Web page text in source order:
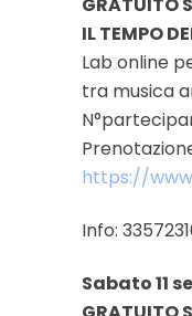
IL TEMPO
Lab online
tra musica
https://
Info:
Sabato 11